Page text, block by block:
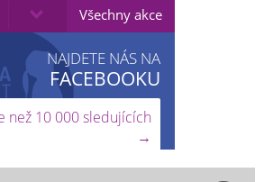
Všechny akce
NAJDETE NÁS NA
FACEBOOKU
než 10 000 sledujících
→